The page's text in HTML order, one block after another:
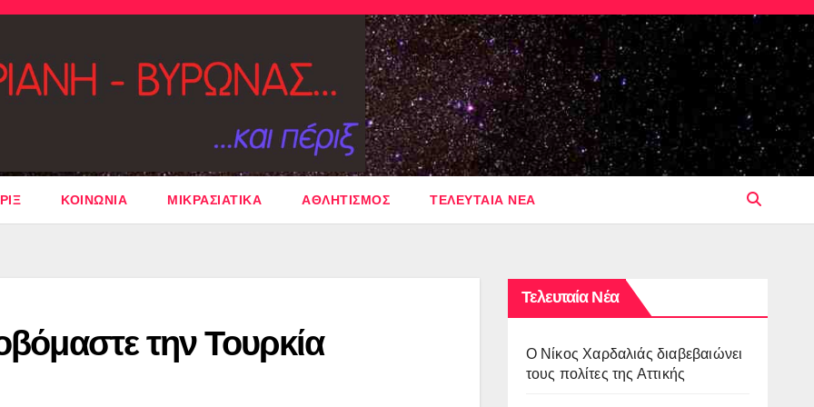
ΚΟΙΝΩΝΙΑ ΜΙΚΡΑΣΙΑΤΙΚΑ ΑΘΛΗΤΙΣΜΟΣ ΤΕΛΕΥΤΑΙΑ ΝΕΑ
την Τουρκία
Τελευταία Νέα
O Νίκος Χαρδαλιάς διαβεβαιώνει
τους πολίτες της Αττικής